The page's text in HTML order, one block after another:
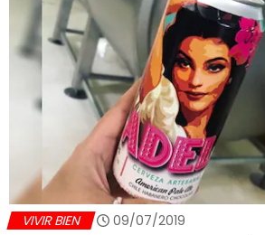
VIVIR BIEN 09/07/2019